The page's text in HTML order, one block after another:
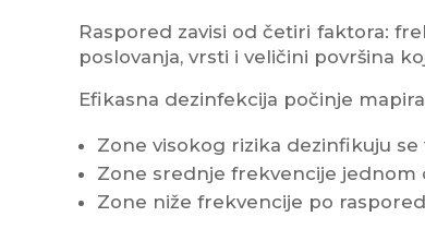
Raspored zavisi od četiri faktora:
poslovanja, vrsti i veličini površina
Efikasna dezinfekcija počinje
Zone visokog rizika dezinfikuju
Zone srednje frekvencije jednom
Zone niže frekvencije po